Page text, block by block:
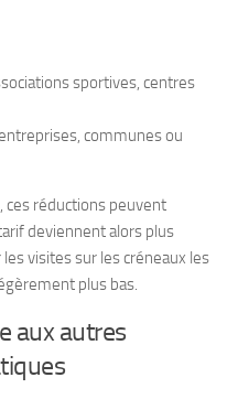
sportives, centres
communes ou
ces réductions peuvent
deviennent alors plus
visites sur les créneaux les
plus bas.
aux autres